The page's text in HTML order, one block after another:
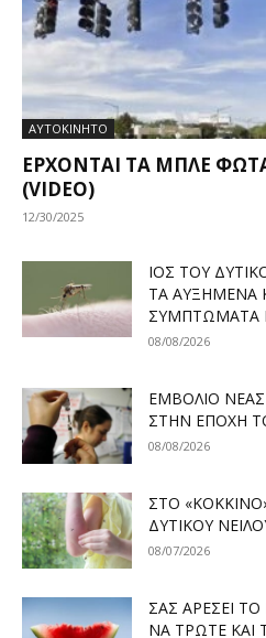
ΑΥΤΟΚΙΝΗΤΟ
ΈΡΧΟΝΤΑΙ ΤΑ ΜΠΛΈ
(VIDEO)
12/30/2025
ΙΌΣ ΤΟΥ
ΤΑ ΑΥΞΗΜΈΝΑ
ΣΥΜΠΤΏΜΑΤΑ
08/08/2026
ΕΜΒΌΛΙΟ ΝΈΑΣ
ΣΤΗΝ ΕΠΟΧΉ
08/08/2026
ΣΤΟ
ΔΥΤΙΚΟΎ
08/07/2026
ΣΑΣ ΑΡΈΣΕΙ
ΝΑ ΤΡΏΤΕ ΚΑΙ